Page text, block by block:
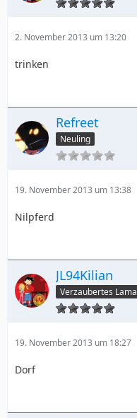
2. November 2013 um 13:20
trinken
Refreet
Neuling
19. November 2013 um 13:38
Nilpferd
JL94Kilian
Verzaubertes Lama
19. November 2013 um 18:27
Dorf